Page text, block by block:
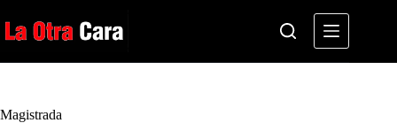
al
contenido
Magistrada